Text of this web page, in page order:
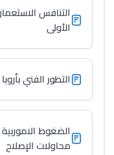
التنافس
الأولى
التطور الفني
الضغوط
محاولات الإصلاح